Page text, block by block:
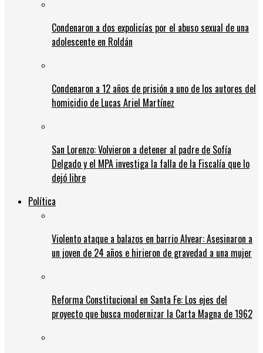
Condenaron a dos expolicías por el abuso sexual de una
adolescente en Roldán
Condenaron a 12 años de prisión a uno de los autores del
homicidio de Lucas Ariel Martínez
San Lorenzo: Volvieron a detener al padre de Sofía
Delgado y el MPA investiga la falla de la Fiscalía que lo
dejó libre
Política
Violento ataque a balazos en barrio Alvear: Asesinaron a
un joven de 24 años e hirieron de gravedad a una mujer
Reforma Constitucional en Santa Fe: Los ejes del
proyecto que busca modernizar la Carta Magna de 1962